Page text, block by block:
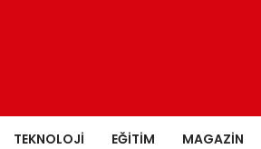
TEKNOLOJI EĞITIM MAGAZIN